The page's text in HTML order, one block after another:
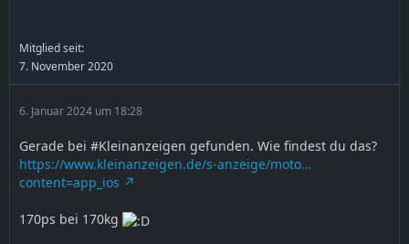
Mitglied seit:
7. November 2020
6. Januar 2024 um 18:28
Gerade bei #Kleinanzeigen gefunden. Wie findest du das?
https://www.kleinanzeigen.de/s-anzeige/moto…
content=app_ios
170ps bei 170kg